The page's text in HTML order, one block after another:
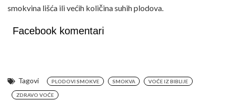
smokvina lišća ili većih količina suhih plodova.
Facebook komentari
Tagovi PLODOVI SMOKVE SMOKVA VOĆE IZ BIBLIJE
ZDRAVO VOĆE